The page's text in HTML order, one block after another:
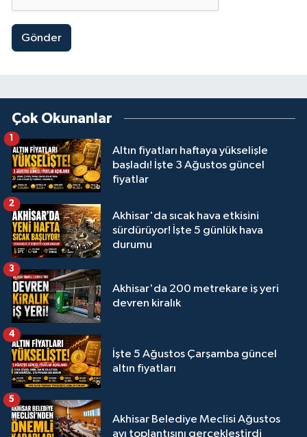
Gönder
Çok Okunanlar
Altın fiyatları haftaya yükselişle
başladı! İşte 3 Ağustos güncel
fiyatlar
1
Akhisar'da sıcak hava etkisini
sürdürüyor! İşte 5 günlük hava
durumu
2
Akhisar'da 200 metrekare iş yeri
devren kiralık
3
İşte 5 Ağustos Çarşamba güncel
altın fiyatları
4
Akhisar Belediye Meclisi Ağustos
ayı toplantısını gerçekleştirdi
5